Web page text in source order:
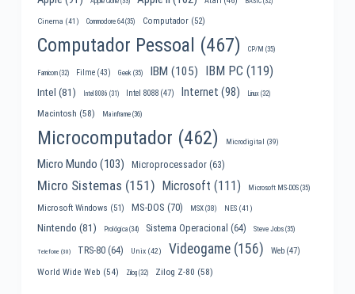
Cinema (41) Commodore 64(35) Computador(52)
Computador Pessoal (467) CP/M (35)
Famicom(32) Filme(43) Geek(35) IBM (105) IBM PC (119)
Intel (81) Intel 8086 (31) Intel 8088(47) Internet (98) Linux(32)
Macintosh (58) Mainframe(36)
Microcomputador (462) Microdigital (39)
Micro Mundo (103) Microprocessador(63)
Micro Sistemas (151) Microsoft (111) Microsoft MS-DOS(35)
Microsoft Windows (51) MS-DOS (70) MSX(38) NES(41)
Nintendo (81) Prológica(34) Sistema Operacional (64) Steve Jobs(35)
Telefone (30) TRS-80(64) Unix(42) Videogame(156) Web(47)
World Wide Web (54) Zilog(32) Zilog Z-80 (58)